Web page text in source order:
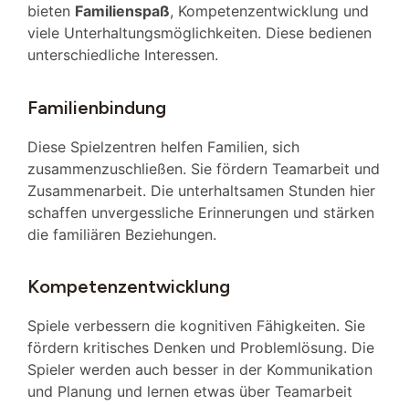
bieten Familienspaß, Kompetenzentwicklung und
viele Unterhaltungsmöglichkeiten. Diese bedienen
unterschiedliche Interessen.
Familienbindung
Diese Spielzentren helfen Familien, sich
zusammenzuschließen. Sie fördern Teamarbeit und
Zusammenarbeit. Die unterhaltsamen Stunden hier
schaffen unvergessliche Erinnerungen und stärken
die familiären Beziehungen.
Kompetenzentwicklung
Spiele verbessern die kognitiven Fähigkeiten. Sie
fördern kritisches Denken und Problemlösung. Die
Spieler werden auch besser in der Kommunikation
und Planung und lernen etwas über Teamarbeit